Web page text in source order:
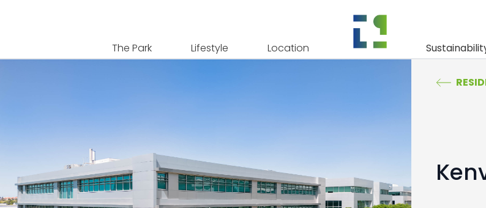
The Park Lifestyle Location